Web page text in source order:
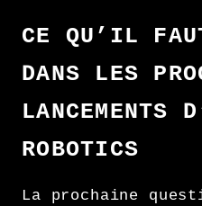
CE QU’IL
DANS LES
LANCEMENTS
ROBOTICS
La prochaine